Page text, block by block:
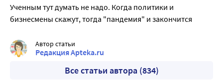
по улице в ней хожу. Вот собираюсь прививку сделать.
Ученным тут думать не надо. Когда политики и
бизнесмены скажут, тогда "пандемия" и закончится
Автор статьи
Редакция Apteka.ru
Все статьи автора (834)